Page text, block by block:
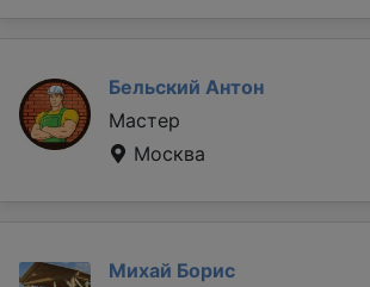
Бельский Антон
Мастер
Москва
Михай Борис